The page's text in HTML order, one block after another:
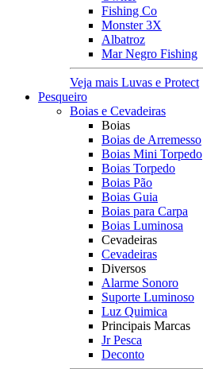
Fishing Co
Monster 3X
Albatroz
Mar Negro Fishing
Veja mais Luvas e Protect
Pesqueiro
Boias e Cevadeiras
Boias
Boias de Arremesso
Boias Mini Torpedo
Boias Torpedo
Boias Pão
Boias Guia
Boias para Carpa
Boias Luminosa
Cevadeiras
Cevadeiras
Diversos
Alarme Sonoro
Suporte Luminoso
Luz Quimica
Principais Marcas
Jr Pesca
Deconto